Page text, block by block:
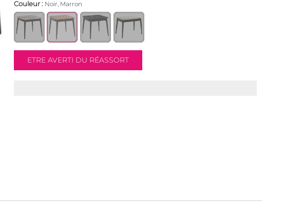
Couleur : Noir, Marron